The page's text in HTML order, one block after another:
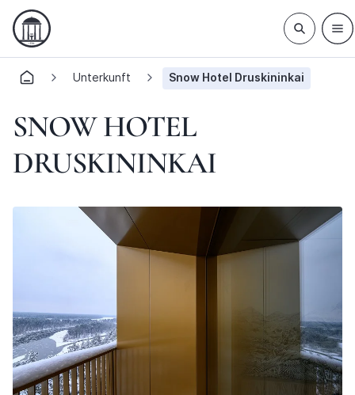
Unterkunft Snow Hotel Druskininkai
SNOW HOTEL
DRUSKININKAI